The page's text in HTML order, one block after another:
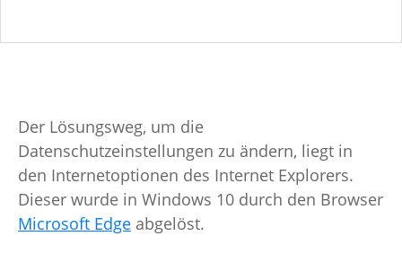
Der Lösungsweg, um die
Datenschutzeinstellungen zu ändern, liegt in
den Internetoptionen des Internet Explorers.
Dieser wurde in Windows 10 durch den Browser
Microsoft Edge abgelöst.